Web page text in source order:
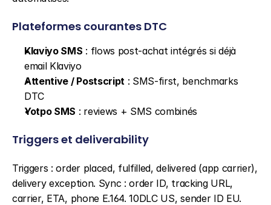
Plateformes courantes DTC
Klaviyo SMS : flows post-achat intégrés si déjà
email Klaviyo
Attentive / Postscript : SMS-first, benchmarks
DTC
Yotpo SMS : reviews + SMS combinés
Triggers et deliverability
Triggers : order placed, fulfilled, delivered (app carrier),
delivery exception. Sync : order ID, tracking URL,
carrier, ETA, phone E.164. 10DLC US, sender ID EU.